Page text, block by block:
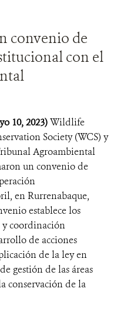
convenio de
con el
10, 2023)Wildlife
Society (WCS) y
Agroambiental
un convenio de
en Rurrenabaque,
establece los
y coordinación
de acciones
de la ley en
gestión de las áreas
conservación de la